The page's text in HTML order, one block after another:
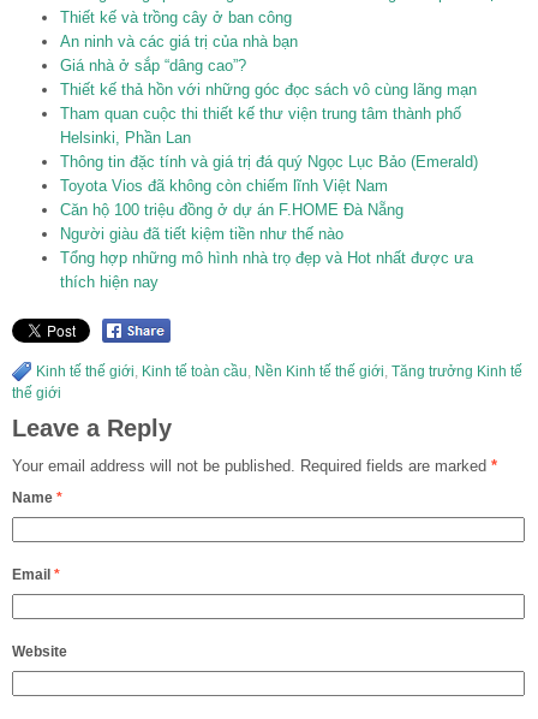
Thiết kế và trồng cây ở ban công
An ninh và các giá trị của nhà bạn
Giá nhà ở sắp “dâng cao”?
Thiết kế thả hồn với những góc đọc sách vô cùng lãng mạn
Tham quan cuộc thi thiết kế thư viện trung tâm thành phố
Helsinki, Phần Lan
Thông tin đặc tính và giá trị đá quý Ngọc Lục Bảo (Emerald)
Toyota Vios đã không còn chiếm lĩnh Việt Nam
Căn hộ 100 triệu đồng ở dự án F.HOME Đà Nẵng
Người giàu đã tiết kiệm tiền như thế nào
Tổng hợp những mô hình nhà trọ đẹp và Hot nhất được ưa
thích hiện nay
Kinh tế thế giới, Kinh tế toàn cầu, Nền Kinh tế thế giới, Tăng trưởng Kinh tế
thế giới
Leave a Reply
Your email address will not be published. Required fields are marked *
Name *
Email *
Website